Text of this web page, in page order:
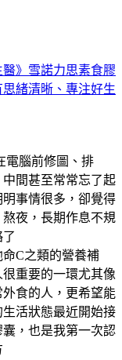
醫》雪諾力思素食膠
緒清晰、專注好生
電腦前修圖、排
間甚至常常忘了起
事情很多，卻覺得
夜，長期作息不規
C之類的營養補
重要的一環尤其像
食的人，更希望能
活狀態最近開始接
，也是我第一次認